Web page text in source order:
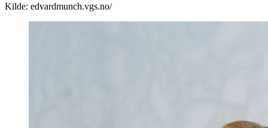
Kilde: edvardmunch.vgs.no/